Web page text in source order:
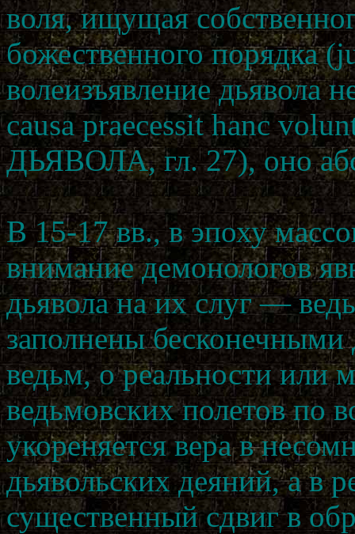
воля, ищущая
божественного порядка
волеизъявление дьявола
causa praecessit hanc
ДЬЯВОЛА, гл. 27), оно
В 15-17 вв., в эпоху
внимание демонологов
дьявола на их слуг —
заполнены
ведьм, о реальности или
ведьмовских полетов по
укореняется вера в
дьявольских деяний, а в
существенный сдвиг в